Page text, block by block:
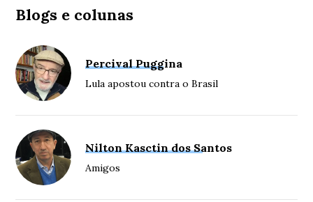
Blogs e colunas
Percival Puggina
Lula apostou contra o Brasil
Nilton Kasctin dos Santos
Amigos